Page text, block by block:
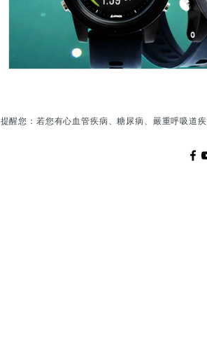
提醒您：若您有心血管疾病、糖尿病、嚴重呼吸道